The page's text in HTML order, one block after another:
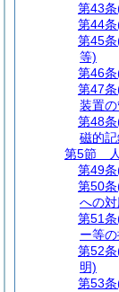
第43条
第44条
第45条
等)
第46条
第47条
装置
第48条
磁的
第5節
第49条
第50条
への
第51条
ー等
第52条
明)
第53条